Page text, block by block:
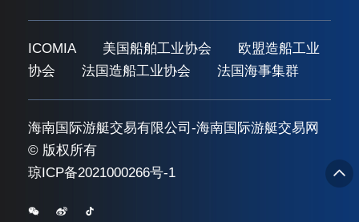
ICOMIA 美国船舶工业协会
欧盟造船工业
协会
法国造船工业协会 法国海事集群
海南国际游艇交易有限公司-海南国际游艇交易网
© 版权所有
琼ICP备2021000266号-1